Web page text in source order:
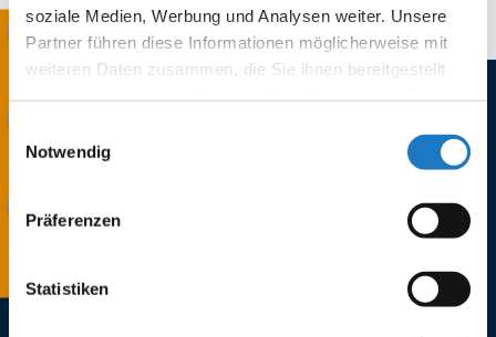
soziale Medien, Werbung und Analysen weiter. Unsere
Partner führen diese Informationen möglicherweise mit
weiteren Daten zusammen, die Sie ihnen bereitgestellt
Einwilligungsauswahl
Notwendig
Präferenzen
Statistiken
Schmalheck 18